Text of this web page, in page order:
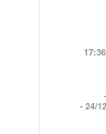
والعمل" في الأدب (القصة) للعالم التركي24/12/2024 -